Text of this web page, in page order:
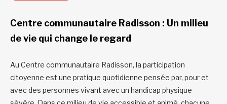
Centre communautaire Radisson : Un milieu
de vie qui change le regard
Au Centre communautaire Radisson, la participation
citoyenne est une pratique quotidienne pensée par, pour et
avec des personnes vivant avec un handicap physique